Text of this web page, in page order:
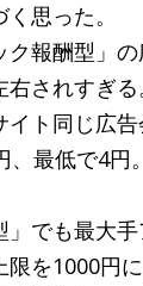
思った。
ク報酬型」
右されすぎ
イト同じ広
、最低で4円
」でも最大
限を1000円